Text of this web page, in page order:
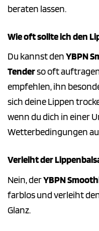
beraten lassen.
Wie oft sollte ich den
Du kannst denYBPN
Tenderso oft
empfehlen, ihn
sich deine Lippen
wenn du dich in einer
Wetterbedingungen
Verleiht der
Nein, derYBPN
farblos und verleiht
Glanz.